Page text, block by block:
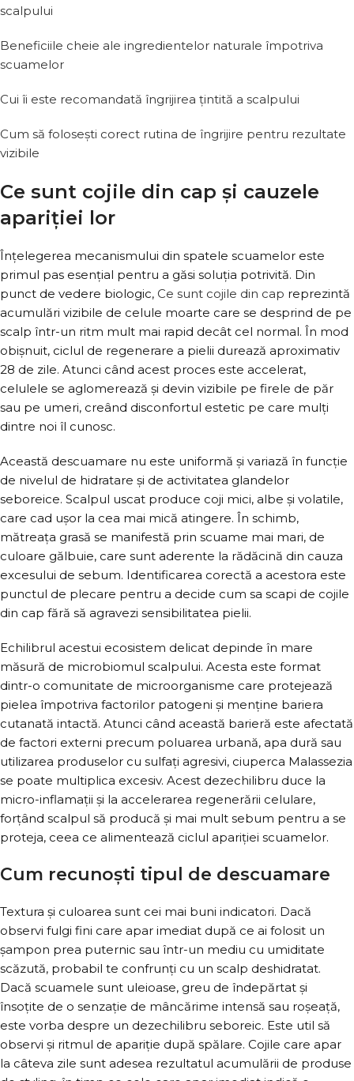
scalpului
Beneficiile cheie ale ingredientelor naturale împotriva
scuamelor
Cui îi este recomandată îngrijirea țintită a scalpului
Cum să folosești corect rutina de îngrijire pentru rezultate
vizibile
Ce sunt cojile din cap și cauzele
apariției lor
Înțelegerea mecanismului din spatele scuamelor este
primul pas esențial pentru a găsi soluția potrivită. Din
punct de vedere biologic, Ce sunt cojile din cap reprezintă
acumulări vizibile de celule moarte care se desprind de pe
scalp într-un ritm mult mai rapid decât cel normal. În mod
obișnuit, ciclul de regenerare a pielii durează aproximativ
28 de zile. Atunci când acest proces este accelerat,
celulele se aglomerează și devin vizibile pe firele de păr
sau pe umeri, creând disconfortul estetic pe care mulți
dintre noi îl cunosc.
Această descuamare nu este uniformă și variază în funcție
de nivelul de hidratare și de activitatea glandelor
seboreice. Scalpul uscat produce coji mici, albe și volatile,
care cad ușor la cea mai mică atingere. În schimb,
mătreața grasă se manifestă prin scuame mai mari, de
culoare gălbuie, care sunt aderente la rădăcină din cauza
excesului de sebum. Identificarea corectă a acestora este
punctul de plecare pentru a decide cum sa scapi de cojile
din cap fără să agravezi sensibilitatea pielii.
Echilibrul acestui ecosistem delicat depinde în mare
măsură de microbiomul scalpului. Acesta este format
dintr-o comunitate de microorganisme care protejează
pielea împotriva factorilor patogeni și menține bariera
cutanată intactă. Atunci când această barieră este afectată
de factori externi precum poluarea urbană, apa dură sau
utilizarea produselor cu sulfați agresivi, ciuperca Malassezia
se poate multiplica excesiv. Acest dezechilibru duce la
micro-inflamații și la accelerarea regenerării celulare,
forțând scalpul să producă și mai mult sebum pentru a se
proteja, ceea ce alimentează ciclul apariției scuamelor.
Cum recunoști tipul de descuamare
Textura și culoarea sunt cei mai buni indicatori. Dacă
observi fulgi fini care apar imediat după ce ai folosit un
șampon prea puternic sau într-un mediu cu umiditate
scăzută, probabil te confrunți cu un scalp deshidratat.
Dacă scuamele sunt uleioase, greu de îndepărtat și
însoțite de o senzație de mâncărime intensă sau roșeață,
este vorba despre un dezechilibru seboreic. Este util să
observi și ritmul de apariție după spălare. Cojile care apar
la câteva zile sunt adesea rezultatul acumulării de produse